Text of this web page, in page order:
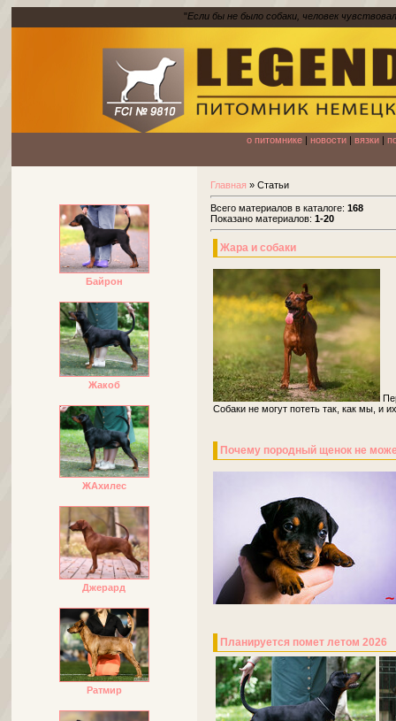
"Если бы не было собаки, человек
о питомнике| новости| вязки|
Байрон
Жакоб
ЖАхилес
Джерард
Ратмир
Главная » Статьи
Всего материалов в каталоге: 168
Показано материалов: 1-20
Жара и собаки
Собаки не могут потеть так, как мы, и
Почему породный щенок не
Планируется помет летом 2026